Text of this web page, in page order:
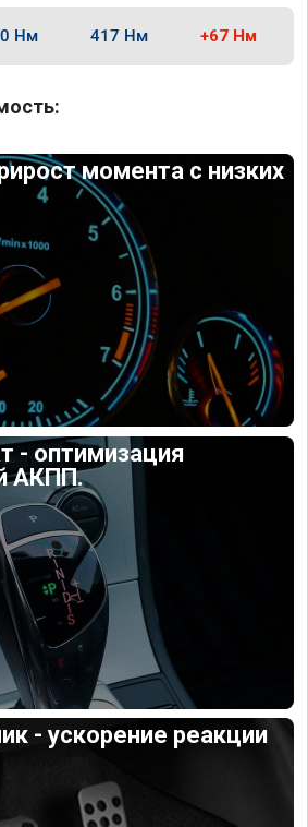
Нм 417 Нм +67 Нм
момента с низких
- оптимизация
АКПП.
- ускорение реакции